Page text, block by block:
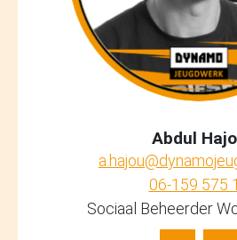
Abdul
06-159 575
Sociaal Beheerder